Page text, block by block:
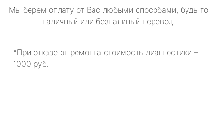
Мы берем оплату от Вас любыми способами, будь то
наличный или безналиный перевод.
*При отказе от ремонта стоимость диагностики –
1000 руб.